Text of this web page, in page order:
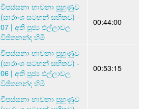
විපස්සනා භාවනා පුහුණුව
(සාරාංශ සටහන් සහිතව) -
07 | අති පූජ්‍ය එල්ලාවල
විජිතනන්ද හිමි
00:44:00
විපස්සනා භාවනා පුහුණුව
(සාරාංශ සටහන් සහිතව) -
06 | අති පූජ්‍ය එල්ලාවල
විජිතනන්ද හිමි
00:53:15
විපස්සනා භාවනා පුහුණුව